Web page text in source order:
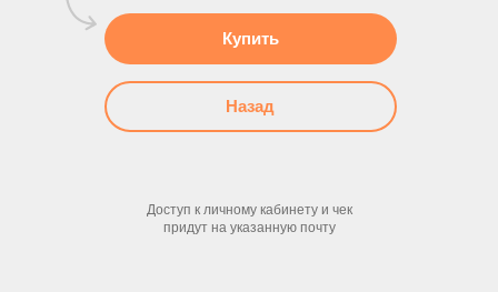
Доступ к личному кабинету и чек
придут на указанную почту
Купить
Назад